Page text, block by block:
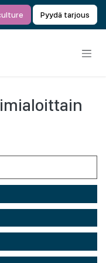
Pyydä tarjous